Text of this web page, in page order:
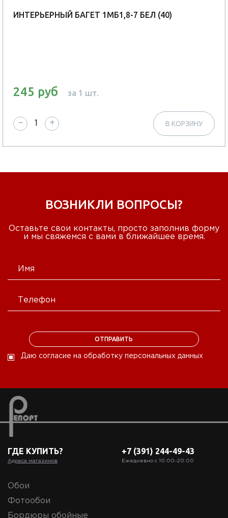
ИНТЕРЬЕРНЫЙ БАГЕТ 1МБ1,8-7 БЕЛ (40)
245 руб за 1 шт.
− + В КОРЗИНУ
ВОЗНИКЛИ ВОПРОСЫ?
Оставьте свои контакты, просто заполнив форму
и мы свяжемся с вами в ближайшее время.
Даю согласие на обработку персональных данных
ГДЕ КУПИТЬ?
Адреса магазинов
+7 (391) 244-49-43
Ежедневно с 10:00‒20:00
Обои
Фотообои
Бордюры обойные